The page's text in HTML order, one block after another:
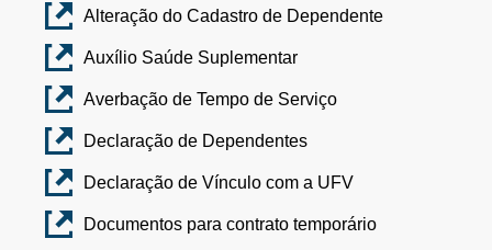
Alteração do Cadastro de Dependente
Auxílio Saúde Suplementar
Averbação de Tempo de Serviço
Declaração de Dependentes
Declaração de Vínculo com a UFV
Documentos para contrato temporário